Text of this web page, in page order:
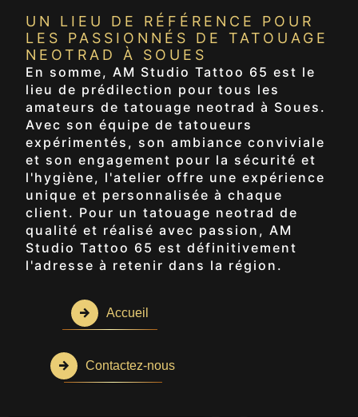
UN LIEU DE RÉFÉRENCE POUR
LES PASSIONNÉS DE TATOUAGE
NEOTRAD À SOUES
En somme, AM Studio Tattoo 65 est le
lieu de prédilection pour tous les
amateurs de tatouage neotrad à Soues.
Avec son équipe de tatoueurs
expérimentés, son ambiance conviviale
et son engagement pour la sécurité et
l'hygiène, l'atelier offre une expérience
unique et personnalisée à chaque
client. Pour un tatouage neotrad de
qualité et réalisé avec passion, AM
Studio Tattoo 65 est définitivement
l'adresse à retenir dans la région.
Accueil
Contactez-nous